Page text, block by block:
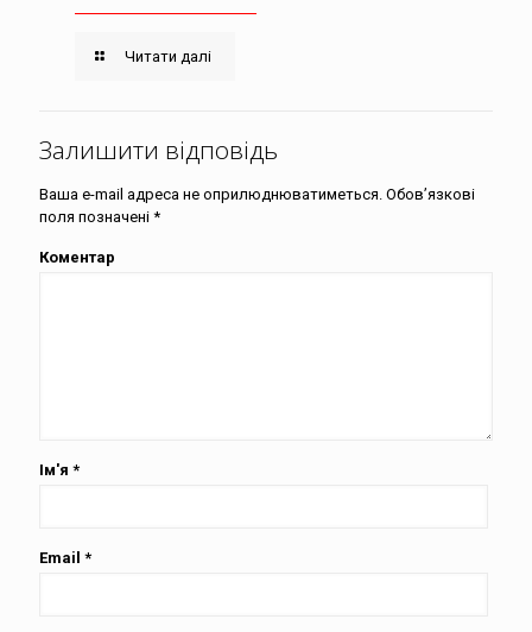
Читати далі
Залишити відповідь
Ваша e-mail адреса не оприлюднюватиметься. Обов’язкові
поля позначені *
Коментар
Ім'я *
Email *